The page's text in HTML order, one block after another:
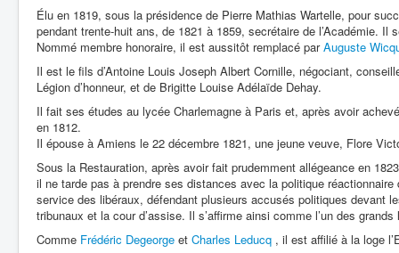
Élu en 1819, sous la présidence de Pierre Mathias Wartelle, pour
pendant trente-huit ans, de 1821 à 1859, secrétaire de l’Académie. Il
Nommé membre honoraire, il est aussitôt remplacé parAuguste
Il est le fils d’Antoine Louis Joseph Albert Cornille, négociant,
Légion d’honneur, et de Brigitte Louise Adélaïde Dehay.
Il fait ses études au lycée Charlemagne à Paris et, après avoir
en 1812.
Il épouse à Amiens le 22 décembre 1821, une jeune veuve, Flore
Sous la Restauration, après avoir fait prudemment allégeance en
il ne tarde pas à prendre ses distances avec la politique
service des libéraux, défendant plusieurs accusés politiques devant
tribunaux et la cour d’assise. Il s’affirme ainsi comme l’un des
Comme Frédéric Degeorge et Charles Leducq , il est affilié à la loge